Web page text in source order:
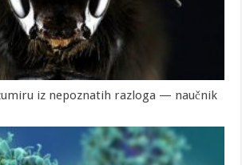
iz nepoznatih razloga — naučnik